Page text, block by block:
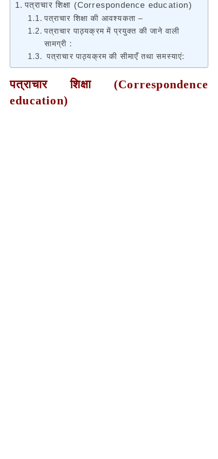
पत्राचार शिक्षा (Correspondence education)
पत्राचार शिक्षा की आवश्यकता –
पत्राचार पाठ्यक्रम में प्रयुक्त की जाने वाली
सामग्री :
पत्राचार पाठ्यक्रम की सीमाएँ तथा समस्याएं:
पत्राचार शिक्षा (Correspondence
education)